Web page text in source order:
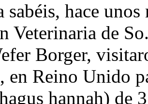
sabéis, hace
Veterinaria de
Borger,
en Reino Unido
hannah) de